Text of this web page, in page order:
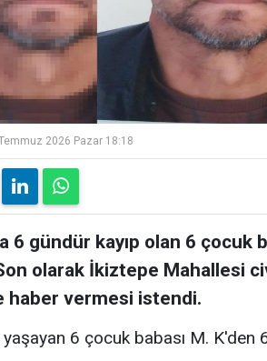
2026 Pazar 18:18
6 gündür kayıp olan 6 çocuk
olarak İkiztepe Mahallesi
haber vermesi istendi.
6 çocuk babası M. K'den